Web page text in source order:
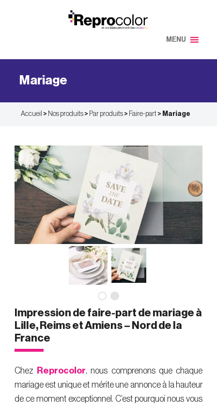
MENU
Mariage
Accueil > Nos produits > Par produits > Faire-part > Mariage
Impression de faire-part de mariage à
Lille, Reims et Amiens – Nord de la
France
Chez Reprocolor, nous comprenons que chaque
mariage est unique et mérite une annonce à la hauteur
de ce moment exceptionnel. C’est pourquoi nous vous